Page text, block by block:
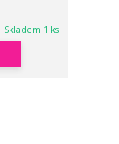
Skladem 1 ks